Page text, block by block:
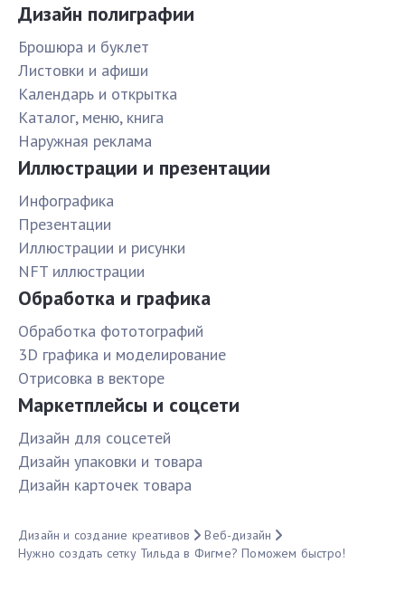
Дизайн полиграфии
Брошюра и буклет
Листовки и афиши
Календарь и открытка
Каталог, меню, книга
Наружная реклама
Иллюстрации и презентации
Инфографика
Презентации
Иллюстрации и рисунки
NFT иллюстрации
Обработка и графика
Обработка фототографий
3D графика и моделирование
Отрисовка в векторе
Маркетплейсы и соцсети
Дизайн для соцсетей
Дизайн упаковки и товара
Дизайн карточек товара
Дизайн и создание креативов
Веб-дизайн
Нужно создать сетку Тильда в Фигме? Поможем быстро!